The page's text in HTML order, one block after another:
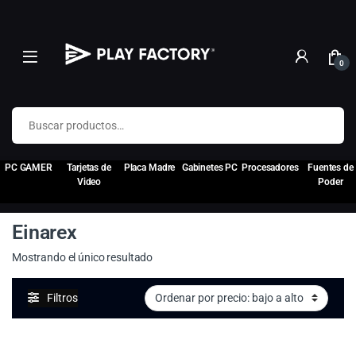
0
Buscar por:
PC GAMER
Tarjetas de
Video
Placa Madre Gabinetes PC Procesadores
Fuentes de
Poder
Einarex
Mostrando el único resultado
Filtros